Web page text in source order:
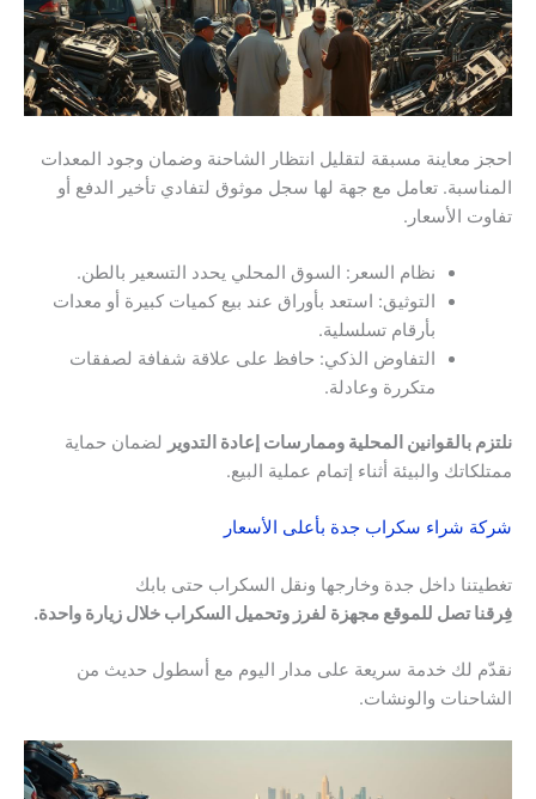
احجز معاينة مسبقة لتقليل انتظار الشاحنة وضمان وجود المعدات
المناسبة. تعامل مع جهة لها سجل موثوق لتفادي تأخير الدفع أو
تفاوت الأسعار.
نظام السعر: السوق المحلي يحدد التسعير بالطن.
التوثيق: استعد بأوراق عند بيع كميات كبيرة أو معدات
بأرقام تسلسلية.
التفاوض الذكي: حافظ على علاقة شفافة لصفقات
متكررة وعادلة.
نلتزم بالقوانين المحلية وممارسات إعادة التدوير لضمان حماية
ممتلكاتك والبيئة أثناء إتمام عملية البيع.
شركة شراء سكراب جدة بأعلى الأسعار
تغطيتنا داخل جدة وخارجها ونقل السكراب حتى بابك
فِرقنا تصل للموقع مجهزة لفرز وتحميل السكراب خلال زيارة واحدة.
نقدّم لك خدمة سريعة على مدار اليوم مع أسطول حديث من
الشاحنات والونشات.